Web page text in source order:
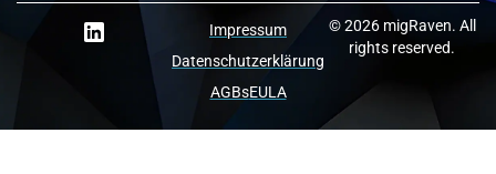
© 2026 migRaven. All
rights reserved.
Impressum
Datenschutzerklärung
AGBsEULA